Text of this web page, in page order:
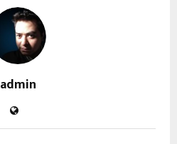
admin